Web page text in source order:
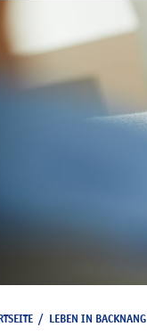
/ LEBEN IN BACKNANG